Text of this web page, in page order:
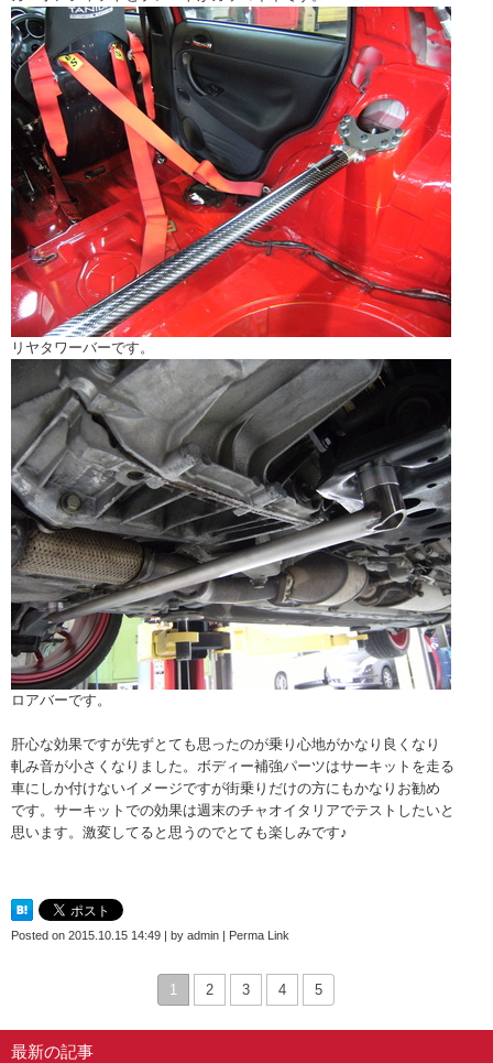
リヤタワーバーです。
ロアバーです。
肝心な効果ですが先ずとても思ったのが乗り心地がかなり良くなり
軋み音が小さくなりました。ボディー補強パーツはサーキットを走る
車にしか付けないイメージですが街乗りだけの方にもかなりお勧め
です。サーキットでの効果は週末のチャオイタリアでテストしたいと
思います。激変してると思うのでとても楽しみです♪
Posted on 2015.10.15 14:49 | by admin | Perma Link
1 2 3 4 5
最新の記事